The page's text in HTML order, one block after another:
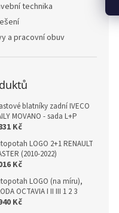
technika
a pracovní obuv
blatníky zadní IVECO
MOVANO - sada L+P
Kč
LOGO 2+1 RENAULT
(2010-2022)
Kč
LOGO (na míru),
OCTAVIA I II III 1 2 3
Kč